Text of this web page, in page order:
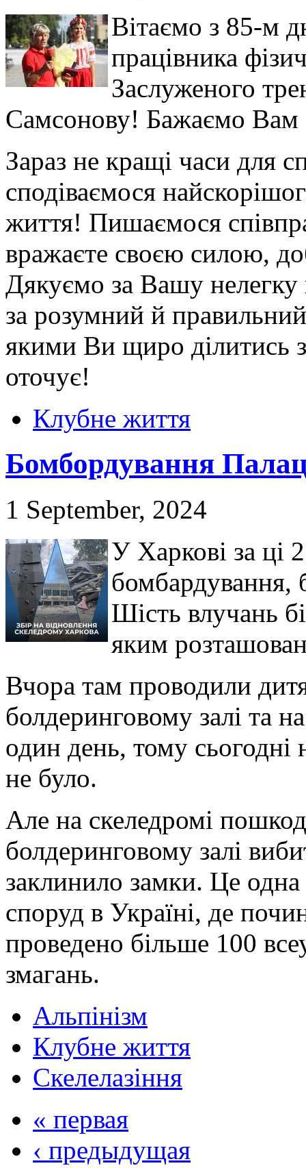
Вітаємо з 85-м
працівника
Заслуженого
Самсонову! Бажаємо Вам
Зараз не кращі часи для
сподіваємося
життя! Пишаємося
вражаєте своєю силою,
Дякуємо за Вашу
за розумний й
якими Ви щиро ділитись
оточує!
Клубне життя
Бомбордування
1 September, 2024
У Харкові за ці
бомбардування,
Шість влучань
яким
Вчора там проводили
болдеринговому залі та
один день, тому сьогодні
не було.
Але на скеледромі
болдеринговому залі
заклинило замки. Це
споруд в Україні, де
проведено більше 100
змагань.
Альпінізм
Клубне життя
Скелелазіння
« первая
‹ предыдущая